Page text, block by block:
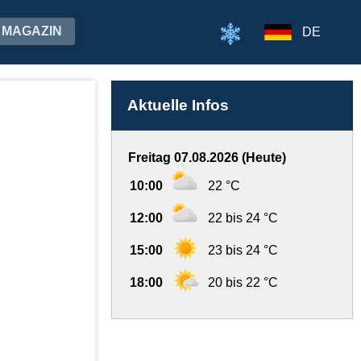
MAGAZIN DE
Aktuelle Infos
Freitag 07.08.2026 (Heute)
10:00 22 °C
12:00 22 bis 24 °C
15:00 23 bis 24 °C
18:00 20 bis 22 °C